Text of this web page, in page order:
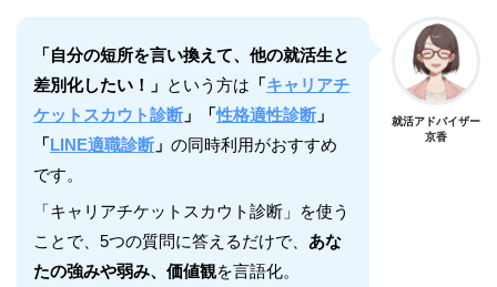
「自分の短所を言い換えて、他の就活生と
差別化したい！」 という方は 「キャリアチ
ケットスカウト診断 」 「性格適性診断 」
「LINE適職診断 」 の同時利用がおすすめ
です。
「キャリアチケットスカウト診断」を使う
ことで、5つの質問に答えるだけで、 あな
たの強みや弱み、価値観を言語化。
就活アドバイザー
京香